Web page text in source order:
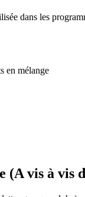
dans les
en mélange
(A vis à vis